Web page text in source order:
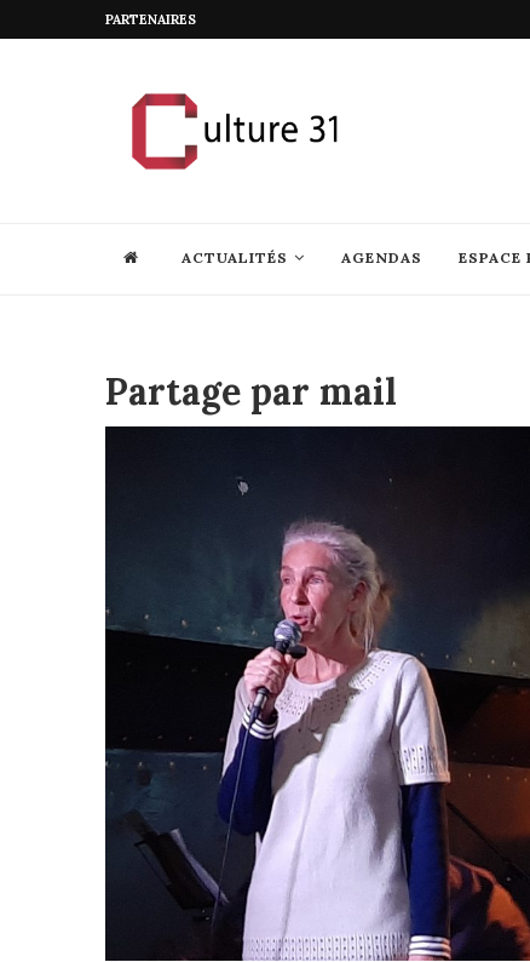
PARTENAIRES
ACTUALITÉS AGENDAS ESPACE
Partage par mail